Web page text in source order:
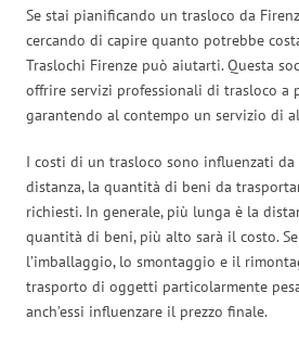
Se stai pianificando un trasloco da
cercando di capire quanto potrebbe
Traslochi Firenze può aiutarti. Questa
offrire servizi professionali di trasloco a
garantendo al contempo un servizio di
I costi di un trasloco sono influenzati
distanza, la quantità di beni da
richiesti. In generale, più lunga è la
quantità di beni, più alto sarà il costo.
l’imballaggio, lo smontaggio e il
trasporto di oggetti particolarmente
anch’essi influenzare il prezzo finale.